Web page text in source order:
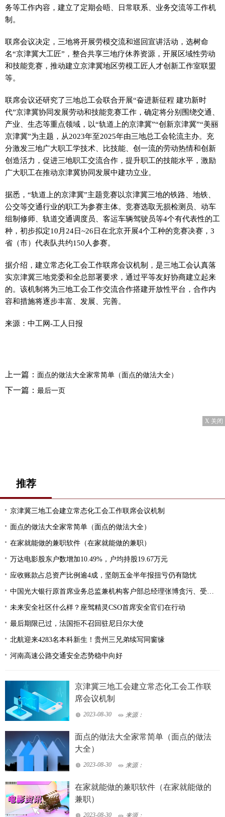
务等工作内容，建立了定期会晤、日常联系、业务交流等工作机
制。
联席会议决定，三地将开展劳模交流和巡回宣讲活动，选树命
名“京津冀大工匠”，整合共享三地疗休养资源，开展区域性劳动
和技能竞赛，推动建立京津冀地区劳模工匠人才创新工作室联盟
等。
联席会议还研究了三地总工会联合开展“奋进新征程 建功新时
代”京津冀协同发展劳动和技能竞赛工作，确定将分别围绕交通、
产业、生态等重点领域，以“轨道上的京津冀”“创新京津冀”“美丽
京津冀”为主题，从2023年至2025年由三地总工会轮流主办。充
分激发三地广大职工学技术、比技能、创一流的劳动热情和创新
创造活力，促进三地职工交流合作，提升职工的技能水平，激励
广大职工在推动京津冀协同发展中建功立业。
据悉，“轨道上的京津冀”主题竞赛以京津冀三地的铁路、地铁、
公交等交通行业的职工为参赛主体。竞赛选取无损检测员、动车
组制修师、轨道交通调度员、客运车辆驾驶员等4个有代表性的工
种，初步拟定10月24日~26日在北京开展4个工种的竞赛决赛，3
省（市）代表队共约150人参赛。
据介绍，建立常态化工会工作联席会议机制，是三地工会认真落
实京津冀三地党委和全总部署要求，通过平等友好协商建立起来
的。该机制将为三地工会工作交流合作搭建开放性平台，合作内
容和措施将逐步丰富、发展、完善。
来源：中工网-工人日报
上一篇： 面点的做法大全家常简单（面点的做法大全）
下一篇： 最后一页
X 关闭
推荐
京津冀三地工会建立常态化工会工作联席会议机制
面点的做法大全家常简单（面点的做法大全）
在家就能做的兼职软件（在家就能做的兼职）
万达电影股东户数增加10.49%，户均持股19.67万元
应收账款占总资产比例逾4成，坚朗五金半年报扭亏仍有隐忧
中国光大银行原首席业务总监兼机构客户部总经理张博贪污、受贿、行贿案一审开庭
未来安全社区什么样？座驾精灵CSO首席安全官们在行动
最后期限已过，法国拒不召回驻尼日尔大使
北航迎来4283名本科新生！贵州三兄弟续写同窗缘
河南高速公路交通安全态势稳中向好
京津冀三地工会建立常态化工会工作联
席会议机制
2023-08-30 来源：
面点的做法大全家常简单（面点的做法
大全）
2023-08-30 来源：
在家就能做的兼职软件（在家就能做的
兼职）
2023-08-30 来源：